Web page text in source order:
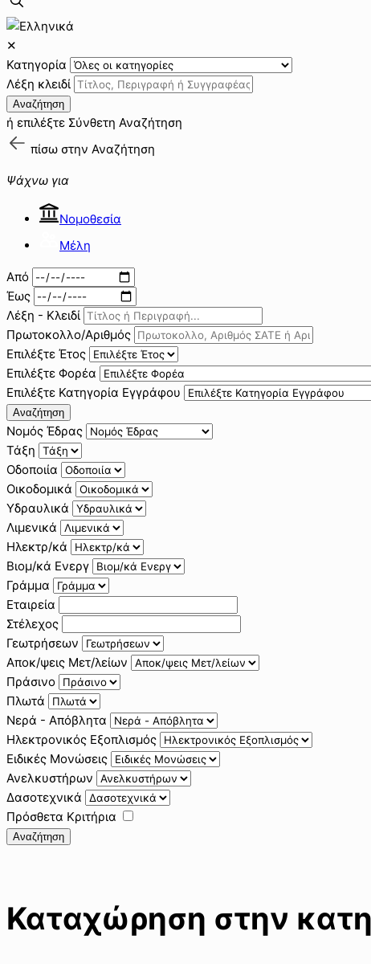
✕
Κατηγορία
Λέξη κλειδί
Αναζήτηση
ή επιλέξτε Σύνθετη Αναζήτηση
πίσω στην Αναζήτηση
Ψάχνω για
Νομοθεσία
Μέλη
Από
Έως
Λέξη - Κλειδί
Πρωτοκολλο/Αριθμός
Επιλέξτε Έτος
Επιλέξτε Φορέα
Επιλέξτε Κατηγορία Εγγράφου
Αναζήτηση
Νομός Έδρας
Τάξη
Οδοποιία
Οικοδομικά
Υδραυλικά
Λιμενικά
Ηλεκτρ/κά
Βιομ/κά Ενεργ
Γράμμα
Εταιρεία
Στέλεχος
Γεωτρήσεων
Αποκ/ψεις Μετ/λείων
Πράσινο
Πλωτά
Νερά - Απόβλητα
Ηλεκτρονικός Εξοπλισμός
Ειδικές Μονώσεις
Ανελκυστήρων
Δασοτεχνικά
Πρόσθετα Κριτήρια
Αναζήτηση
Καταχώρηση στην